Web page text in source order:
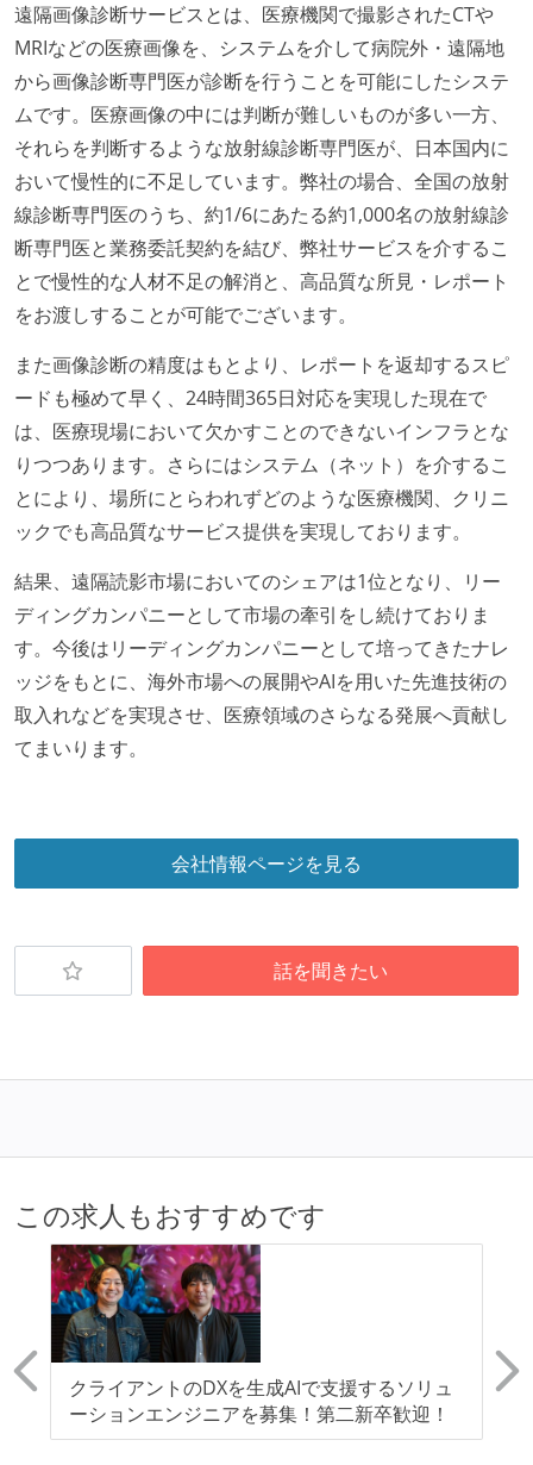
レッジの共有を積極的に行っている（属人性を減らす
取り組みをしている）
大規模サービスの開発
大規模テーブルあり（1テーブルあたり数千万レコー
ド以上）
バックアップ容量（数TB以上）
労働環境の自由度
週4日リモート勤務のハイブリットワーク（週1出社）
2年以内に未就学児を子育てしながら働いていたエン
ジニアがいる
フレックスタイム制または裁量労働制を採用している
メンバーの多様性
外国籍の開発メンバーがいる
待遇・福利厚生
イベントへの業務参加やチケット負担など、会社とし
て、大規模カンファレンスへの参加を支援する制度が
ある
希望者には定価 6 万円以上のオフィスチェアが支給さ
テクチャ設計の口頭試問など）
休日制度：完全週休2日制（土日祝休み）
休憩時間：1時間
フレックスタイム制の所定労働時間：1日平均8時間相
当
【フレックスタイム制を適応している】
固定残業時間：月25時間分
試用期間：あり（3ヶ月間）
社会保険：各種社会保険完備（雇用・労災・健康・厚
生年金）
遠隔画像診断サービスとは、医療機関で撮影されたCTや
MRIなどの医療画像を、システムを介して病院外・遠隔地
から画像診断専門医が診断を行うことを可能にしたシステ
ムです。医療画像の中には判断が難しいものが多い一方、
それらを判断するような放射線診断専門医が、日本国内に
おいて慢性的に不足しています。弊社の場合、全国の放射
線診断専門医のうち、約1/6にあたる約1,000名の放射線診
断専門医と業務委託契約を結び、弊社サービスを介するこ
とで慢性的な人材不足の解消と、高品質な所見・レポート
をお渡しすることが可能でございます。
また画像診断の精度はもとより、レポートを返却するスピ
ードも極めて早く、24時間365日対応を実現した現在で
は、医療現場において欠かすことのできないインフラとな
りつつあります。さらにはシステム（ネット）を介するこ
とにより、場所にとらわれずどのような医療機関、クリニ
ックでも高品質なサービス提供を実現しております。
結果、遠隔読影市場においてのシェアは1位となり、リー
ディングカンパニーとして市場の牽引をし続けておりま
す。今後はリーディングカンパニーとして培ってきたナレ
ッジをもとに、海外市場への展開やAIを用いた先進技術の
取入れなどを実現させ、医療領域のさらなる発展へ貢献し
てまいります。
会社情報ページを見る
話を聞きたい
この求人もおすすめです
クライアントのDXを生成AIで支援するソリュ
ーションエンジニアを募集！第二新卒歓迎！